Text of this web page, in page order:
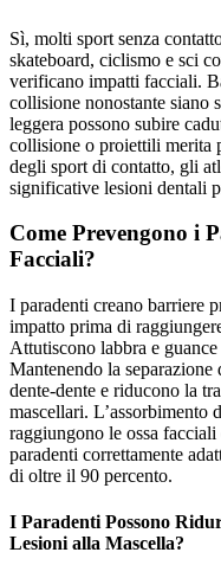
Sì, molti sport senza
skateboard, ciclismo e sci
verificano impatti facciali.
collisione nonostante siano
leggera possono subire
collisione o proiettili merita
degli sport di contatto, gli
significative lesioni dentali
Come Prevengono i
Facciali?
I paradenti creano barriere
impatto prima di
Attutiscono labbra e
Mantenendo la
dente-dente e riducono la
mascellari. L’assorbimento
raggiungono le ossa
paradenti correttamente
di oltre il 90 percento.
I Paradenti Possono
Lesioni alla Mascella?